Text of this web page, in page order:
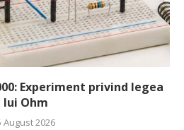
Experiment privind legea
lui Ohm
August 2026